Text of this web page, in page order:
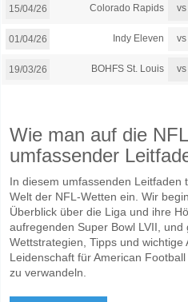
15/04/26 Colorado Rapids vs
01/04/26 Indy Eleven vs
19/03/26 BOHFS St. Louis vs
Wie man auf die
umfassender
In diesem umfassenden Leitfaden
Welt der NFL-Wetten ein. Wir
Überblick über die Liga und ihre
aufregenden Super Bowl LVII,
Wettstrategien, Tipps und wichtige
Leidenschaft für American
zu verwandeln.